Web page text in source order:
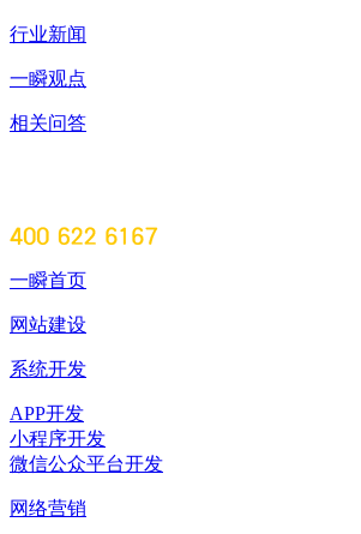
行业新闻
一瞬观点
相关问答
一瞬首页
网站建设
系统开发
APP开发
小程序开发
微信公众平台开发
网络营销